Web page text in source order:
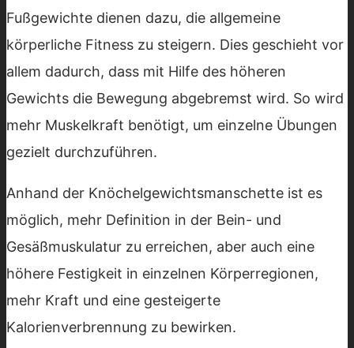
Fußgewichte dienen dazu, die allgemeine
körperliche Fitness zu steigern. Dies geschieht vor
allem dadurch, dass mit Hilfe des höheren
Gewichts die Bewegung abgebremst wird. So wird
mehr Muskelkraft benötigt, um einzelne Übungen
gezielt durchzuführen.
Anhand der Knöchelgewichtsmanschette ist es
möglich, mehr Definition in der Bein- und
Gesäßmuskulatur zu erreichen, aber auch eine
höhere Festigkeit in einzelnen Körperregionen,
mehr Kraft und eine gesteigerte
Kalorienverbrennung zu bewirken.